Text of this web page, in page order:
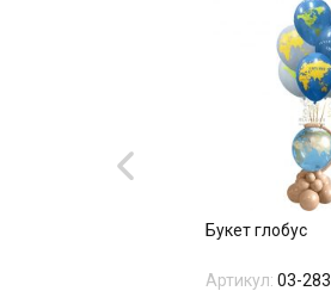
Букет глобус
Артикул: 03-283